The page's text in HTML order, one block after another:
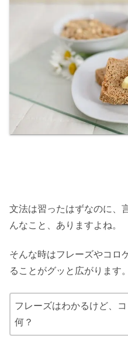
文法は習ったはずなのに、
んなこと、ありますよね。
そんな時はフレーズやコロ
ることがグッと広がります。
フレーズはわかるけど、
何？